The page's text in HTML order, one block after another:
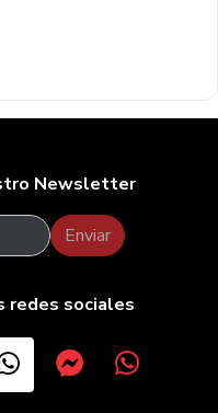
Newsletter
Enviar
redes sociales